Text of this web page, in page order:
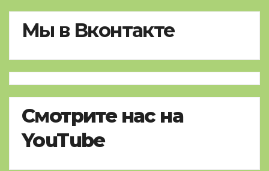
Мы в Вконтакте
Смотрите нас на
YouTube